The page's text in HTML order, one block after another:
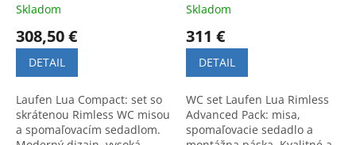
Skladom
308,50 €
DETAIL
Laufen Lua Compact: set so
skrátenou Rimless WC misou
a spomaľovacím sedadlom.
Skladom
311 €
DETAIL
WC set Laufen Lua Rimless
Advanced Pack: misa,
spomaľovacie sedadlo a